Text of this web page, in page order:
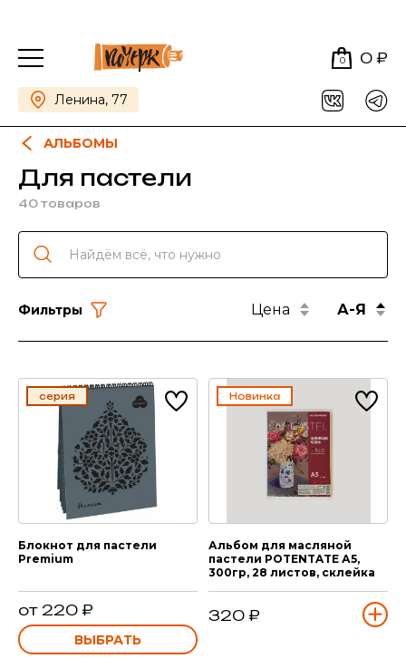
0 0 ₽
Ленина, 77
АЛЬБОМЫ
Для пастели
40 товаров
Фильтры Цена А-Я
серия
Блокнот для пастели
Premium
от 220 ₽
ВЫБРАТЬ
Новинка
Альбом для масляной
пастели POTENTATE А5,
300гр, 28 листов, склейка
320 ₽